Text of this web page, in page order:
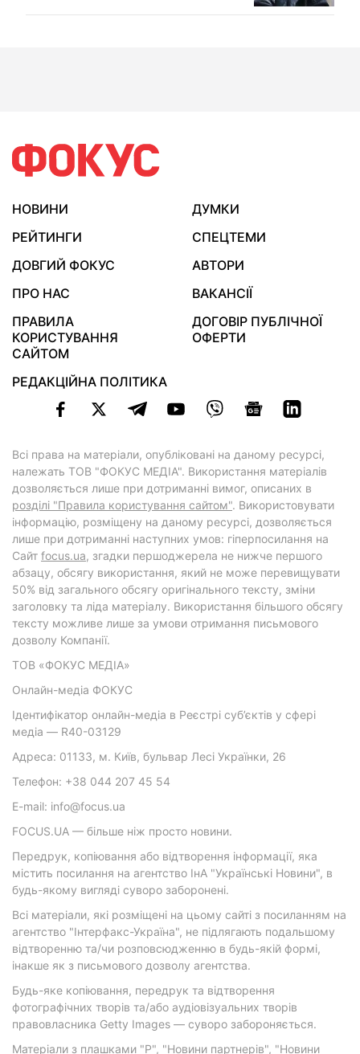
НОВИНИ
ДУМКИ
РЕЙТИНГИ
СПЕЦТЕМИ
ДОВГИЙ ФОКУС
АВТОРИ
ПРО НАС
ВАКАНСІЇ
ПРАВИЛА
КОРИСТУВАННЯ
САЙТОМ
ДОГОВІР ПУБЛІЧНОЇ
ОФЕРТИ
РЕДАКЦІЙНА ПОЛІТИКА
Всі права на матеріали, опубліковані на даному ресурсі,
належать ТОВ "ФОКУС МЕДІА". Використання матеріалів
дозволяється лише при дотриманні вимог, описаних в
розділі "Правила користування сайтом". Використовувати
інформацію, розміщену на даному ресурсі, дозволяється
лише при дотриманні наступних умов: гіперпосилання на
Cайт focus.ua, згадки першоджерела не нижче першого
абзацу, обсягу використання, який не може перевищувати
50% від загального обсягу оригінального тексту, зміни
заголовку та ліда матеріалу. Використання більшого обсягу
тексту можливе лише за умови отримання письмового
дозволу Компанії.
ТОВ «ФОКУС МЕДІА»
Онлайн-медіа ФОКУС
Ідентифікатор онлайн-медіа в Реєстрі суб’єктів у сфері
медіа — R40-03129
Адреса: 01133, м. Київ, бульвар Лесі Українки, 26
Телефон: +38 044 207 45 54
E-mail: info@focus.ua
FOCUS.UA — більше ніж просто новини.
Передрук, копіювання або відтворення інформації, яка
містить посилання на агентство ІнА "Українські Новини", в
будь-якому вигляді суворо заборонені.
Всі матеріали, які розміщені на цьому сайті з посиланням на
агентство "Інтерфакс-Україна", не підлягають подальшому
відтворенню та/чи розповсюдженню в будь-якій формі,
інакше як з письмового дозволу агентства.
Будь-яке копіювання, передрук та відтворення
фотографічних творів та/або аудіовізуальних творів
правовласника Getty Images — суворо забороняється.
Матеріали з плашками "Р", "Новини партнерів", "Новини